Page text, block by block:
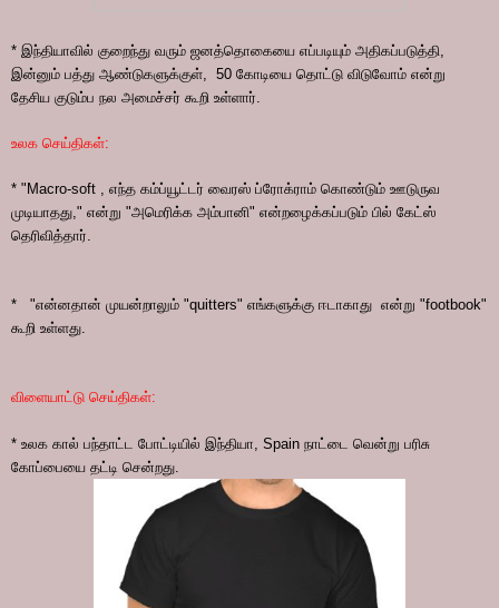
* இந்தியாவில் குறைந்து வரும் ஜனத்தொகையை எப்படியும் அதிகப்படுத்தி,
இன்னும் பத்து ஆண்டுகளுக்குள், 50 கோடியை தொட்டு விடுவோம் என்று
தேசிய குடும்ப நல அமைச்சர் கூறி உள்ளார்.
உலக செய்திகள்:
* "Macro-soft , எந்த கம்ப்யூட்டர் வைரஸ் ப்ரோக்ராம் கொண்டும் ஊடுருவ
முடியாதது," என்று "அமெரிக்க அம்பானி" என்றழைக்கப்படும் பில் கேட்ஸ்
தெரிவித்தார்.
* "என்னதான் முயன்றாலும் "quitters" எங்களுக்கு ஈடாகாது என்று "footbook"
கூறி உள்ளது.
விளையாட்டு செய்திகள்:
* உலக கால் பந்தாட்ட போட்டியில் இந்தியா, Spain நாட்டை வென்று பரிசு
கோப்பையை தட்டி சென்றது.